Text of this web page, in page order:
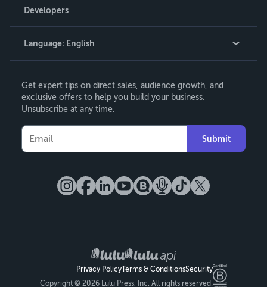
Podcast
Knowledge Base
Contact Support
Developers
Language: English
Deutsch
Français
Español
Get expert tips on direct sales, audience growth, and
exclusive offers to help you build your business.
Unsubscribe at any time.
Submit
Privacy PolicyTerms & ConditionsSecurity
Copyright © 2026 Lulu Press, Inc. All rights reserved.